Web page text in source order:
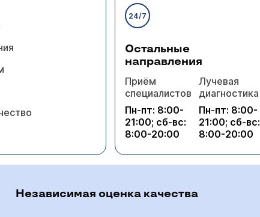
24/7
Остальные
направления
Приём
специалистов
Пн-пт: 8:00-
21:00; сб-вс:
8:00-20:00
Лучевая
диагностика
Пн-пт: 8:00-
21:00; сб-вс:
8:00-20:00
Независимая оценка качества